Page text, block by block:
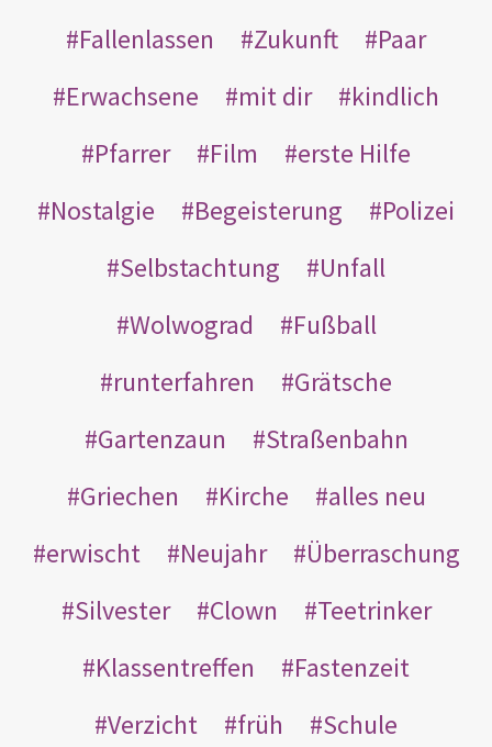
Fallenlassen
Zukunft
Paar
Erwachsene
mit dir
kindlich
Pfarrer
Film
erste Hilfe
Nostalgie
Begeisterung
Polizei
Selbstachtung
Unfall
Wolwograd
Fußball
runterfahren
Grätsche
Gartenzaun
Straßenbahn
Griechen
Kirche
alles neu
erwischt
Neujahr
Überraschung
Silvester
Clown
Teetrinker
Klassentreffen
Fastenzeit
Verzicht
früh
Schule